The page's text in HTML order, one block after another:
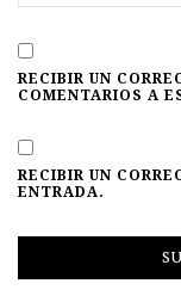
RECIBIR UN
COMENTARIOS A
RECIBIR UN
ENTRADA.